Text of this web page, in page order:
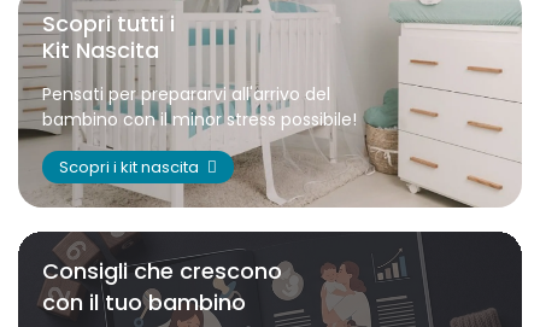
Scopri tutti i
Kit Nascita
Pensati per prepararvi all'arrivo del
bambino con il minor stress possibile!
Scopri i kit nascita
Consigli che crescono
con il tuo bambino